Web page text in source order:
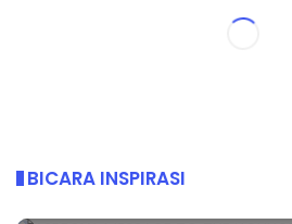
BICARA INSPIRASI